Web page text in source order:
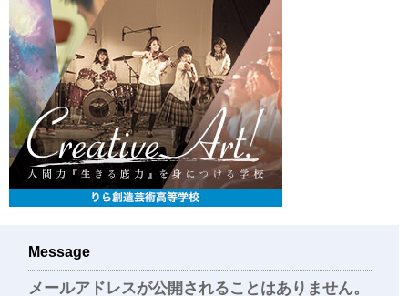
Message
メールアドレスが公開されることはありません。